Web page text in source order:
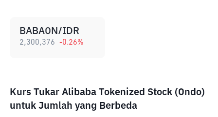
BABAON/IDR
2,300,376 -0.26%
Kurs Tukar Alibaba Tokenized Stock (Ondo)
untuk Jumlah yang Berbeda